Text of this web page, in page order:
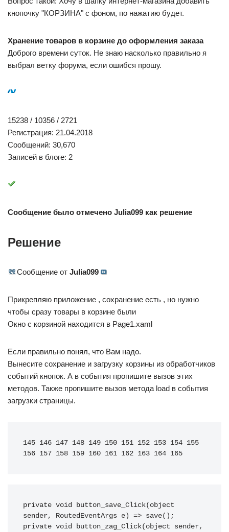
кнопочку "КОРЗИНА" с фоном, по нажатию будет.
Хранение товаров в корзине до оформления заказа
Доброго времени суток. Не знаю насколько правильно я
выбрал ветку форума, если ошибся прошу.
15238 / 10356 / 2721
Регистрация: 21.04.2018
Сообщений: 30,670
Записей в блоге: 2
Сообщение было отмечено Julia099 как решение
Решение
Сообщение от Julia099
Прикрепляю приложение , сохранение есть , но нужно
чтобы сразу товары в корзине были
Окно с корзиной находится в Page1.xaml
Если правильно понял, что Вам надо.
Вынесите сохранение и загрузку корзины из обработчиков
событий кнопок. А в события пропишите вызов этих
методов. Также пропишите вызов метода load в события
загрузки страницы.
145 146 147 148 149 150 151 152 153 154 155
156 157 158 159 160 161 162 163 164 165
private void button_save_Click( object
sender, RoutedEventArgs e ) => save( ) ;
private void button_zag_Click( object sender,